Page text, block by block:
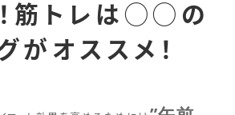
筋トレは◯◯の
がオススメ！